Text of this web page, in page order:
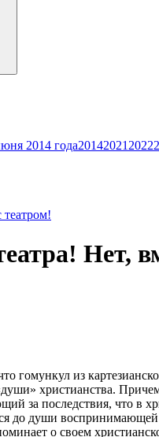
2014 года201420212022
театром!
Нет,
из
христианства.
за последствия, что в
до души воспринимающей
о своем